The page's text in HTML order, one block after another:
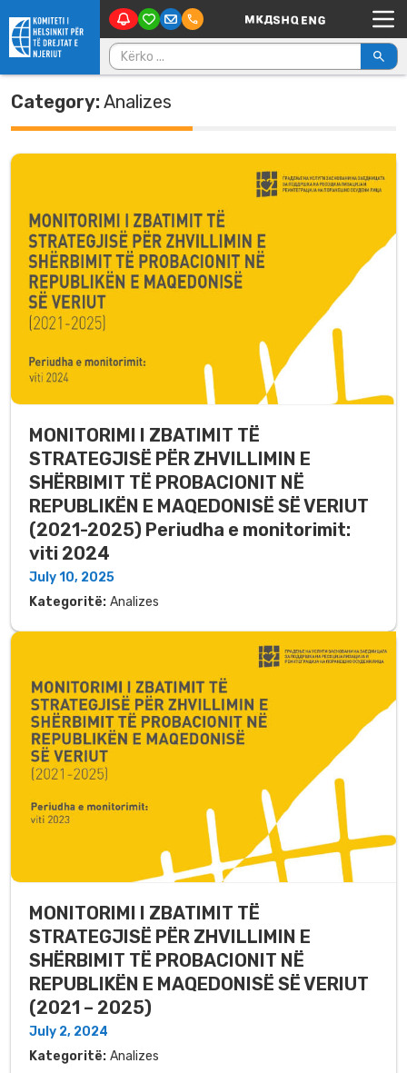
Skip to content Main Navigation
Kërko për:
Category: Analizes
MONITORIMI I ZBATIMIT TË
STRATEGJISË PËR ZHVILLIMIN E
SHËRBIMIT TË PROBACIONIT NË
REPUBLIKËN E MAQEDONISË SË VERIUT
(2021-2025) Periudha e monitorimit:
viti 2024
July 10, 2025
Kategoritë: Analizes
MONITORIMI I ZBATIMIT TË
STRATEGJISË PËR ZHVILLIMIN E
SHËRBIMIT TË PROBACIONIT NË
REPUBLIKËN E MAQEDONISË SË VERIUT
(2021 – 2025)
July 2, 2024
Kategoritë: Analizes